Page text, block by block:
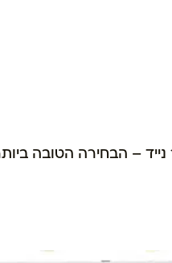
נייד – הבחירה הטובה